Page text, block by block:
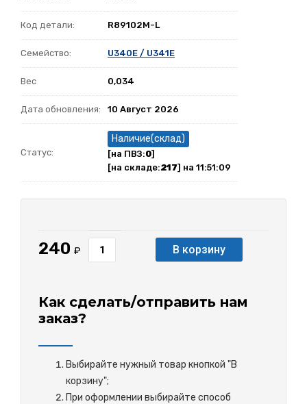
Код детали: R89102M-L
Семейство: U340E / U341E
Вес 0,034
Дата обновления: 10 Август 2026
Статус:
Наличие(склад)
[на ПВЗ:0]
[на складе:217] на 11:51:09
240 ₽ В корзину
Как сделать/отправить нам
заказ?
Выбирайте нужный товар кнопкой "В
корзину";
При оформлении выбирайте способ